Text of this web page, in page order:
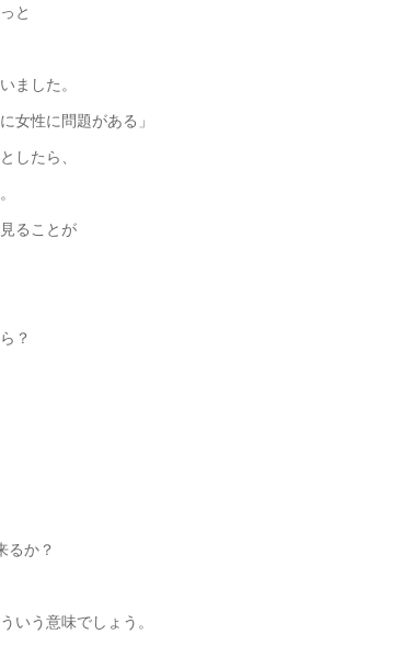
と
ました。
女性に問題がある」
したら、
ることが
？
か？
いう意味でしょう。